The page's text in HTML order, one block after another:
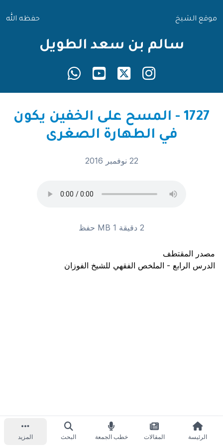
موقع الشيخ حفظه الله
سالم بن سعد الطويل
1727 - المسح على الخفين يكون
في الطهارة الصغرى
22 نوفمبر 2016
2 دقيقة 1 MB حفظ
مصدر المقتطف
الدرس الرابع - الملخص الفقهي للشيخ الفوزان
الرئيسة المقالات خطب الجمعة البحث المزيد